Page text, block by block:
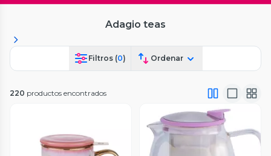
Adagio teas
Filtros (0) Ordenar
220 productos encontrados